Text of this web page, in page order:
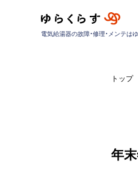
電気給湯器の故障・修理・メンテは
トップ
年